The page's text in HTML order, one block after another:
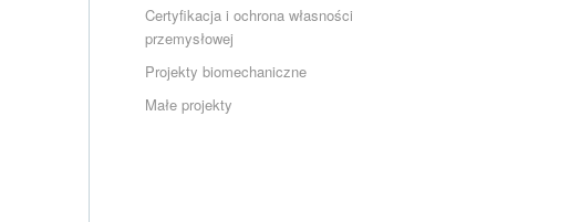
Certyfikacja i ochrona własności
przemysłowej
Projekty biomechaniczne
Małe projekty